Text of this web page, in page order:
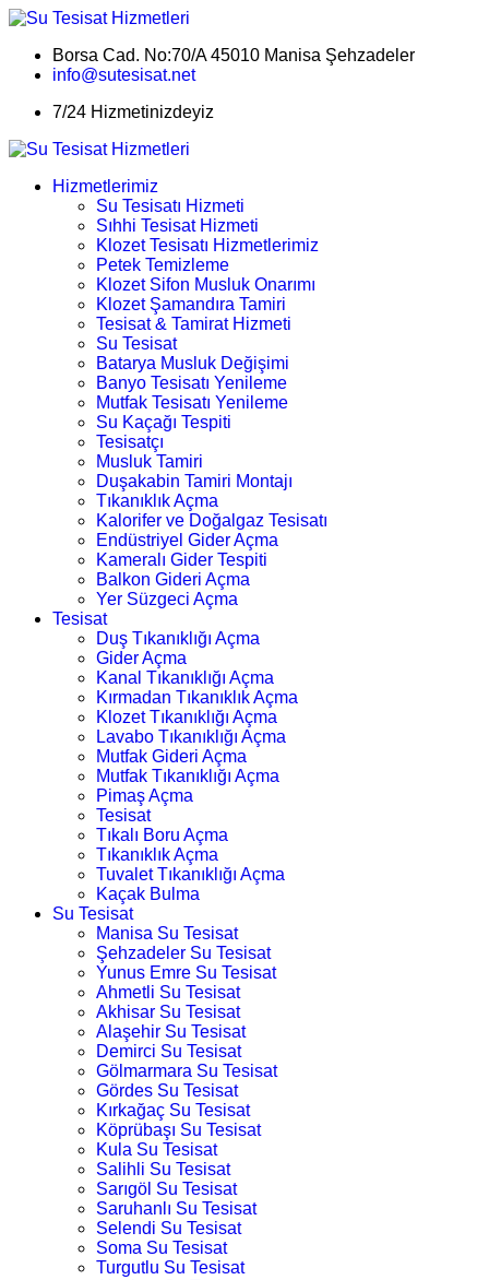
Borsa Cad. No:70/A 45010 Manisa Şehzadeler
info@sutesisat.net
7/24 Hizmetinizdeyiz
Hizmetlerimiz
Su Tesisatı Hizmeti
Sıhhi Tesisat Hizmeti
Klozet Tesisatı Hizmetlerimiz
Petek Temizleme
Klozet Sifon Musluk Onarımı
Klozet Şamandıra Tamiri
Tesisat & Tamirat Hizmeti
Su Tesisat
Batarya Musluk Değişimi
Banyo Tesisatı Yenileme
Mutfak Tesisatı Yenileme
Su Kaçağı Tespiti
Tesisatçı
Musluk Tamiri
Duşakabin Tamiri Montajı
Tıkanıklık Açma
Kalorifer ve Doğalgaz Tesisatı
Endüstriyel Gider Açma
Kameralı Gider Tespiti
Balkon Gideri Açma
Yer Süzgeci Açma
Tesisat
Duş Tıkanıklığı Açma
Gider Açma
Kanal Tıkanıklığı Açma
Kırmadan Tıkanıklık Açma
Klozet Tıkanıklığı Açma
Lavabo Tıkanıklığı Açma
Mutfak Gideri Açma
Mutfak Tıkanıklığı Açma
Pimaş Açma
Tesisat
Tıkalı Boru Açma
Tıkanıklık Açma
Tuvalet Tıkanıklığı Açma
Kaçak Bulma
Su Tesisat
Manisa Su Tesisat
Şehzadeler Su Tesisat
Yunus Emre Su Tesisat
Ahmetli Su Tesisat
Akhisar Su Tesisat
Alaşehir Su Tesisat
Demirci Su Tesisat
Gölmarmara Su Tesisat
Gördes Su Tesisat
Kırkağaç Su Tesisat
Köprübaşı Su Tesisat
Kula Su Tesisat
Salihli Su Tesisat
Sarıgöl Su Tesisat
Saruhanlı Su Tesisat
Selendi Su Tesisat
Soma Su Tesisat
Turgutlu Su Tesisat